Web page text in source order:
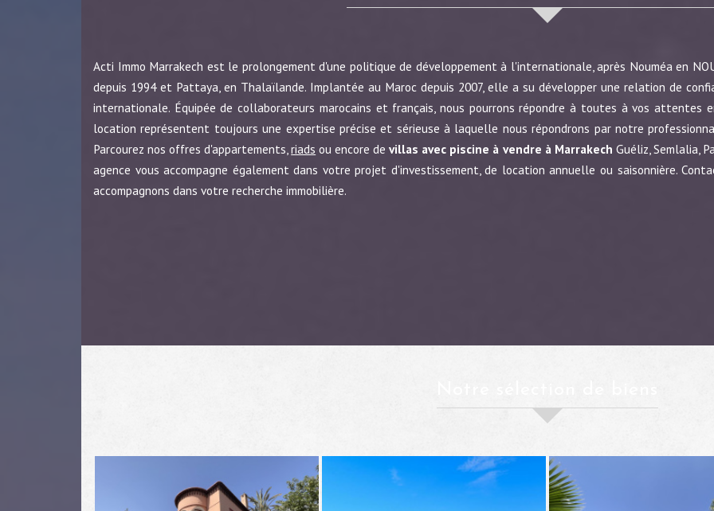
Acti Immo Marrakech est le prolongement d'une politique de développement à l'internationale, après Nouméa en
depuis 1994 et Pattaya, en Thalaïlande. Implantée au Maroc depuis 2007, elle a su développer une relation de
internationale. Équipée de collaborateurs marocains et français, nous pourrons répondre à toutes à vos attentes
location représentent toujours une expertise précise et sérieuse à laquelle nous répondrons par notre
Parcourez nos offres d'appartements,riads ou encore devillas avec piscine à vendre à Marrakech Guéliz, Semlalia,
agence vous accompagne également dans votre projet d'investissement, de location annuelle ou saisonnière.
accompagnons dans votre recherche immobilière.